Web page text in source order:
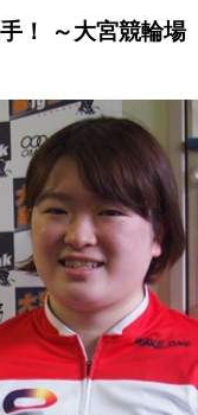
！ ～大宮競輪場